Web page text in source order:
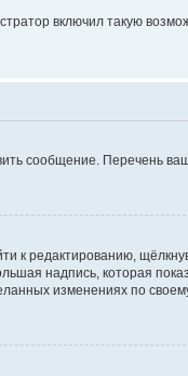
включил такую
сообщение. Перечень
к редактированию,
надпись, которая
изменениях по